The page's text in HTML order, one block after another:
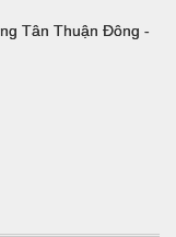
Tân Thuận Đông -